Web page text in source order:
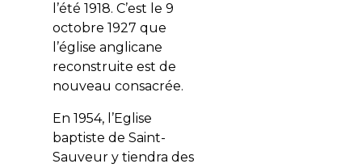
l’été 1918. C’est le 9
octobre 1927 que
l’église anglicane
reconstruite est de
nouveau consacrée.
En 1954, l’Eglise
baptiste de Saint-
Sauveur y tiendra des